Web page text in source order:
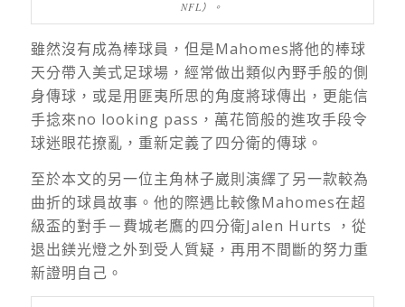
NFL）。
雖然沒有成為棒球員，但是Mahomes將他的棒球
天分帶入美式足球場，經常做出類似內野手般的側
身傳球，或是用匪夷所思的角度將球傳出，更能信
手捻來no looking pass ，萬花筒般的進攻手段令
球迷眼花撩亂，重新定義了四分衛的傳球。
至於本文的另一位主角林子崴則演繹了另一款較為
曲折的球員故事。他的際遇比較像Mahomes在超
級盃的對手－費城老鷹的四分衛Jalen Hurts ，從
退出鎂光燈之外到受人質疑，再用不間斷的努力重
新證明自己。